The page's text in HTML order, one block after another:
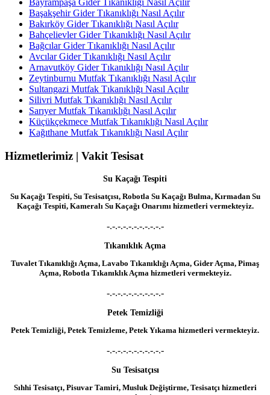
Bayrampaşa Gider Tıkanıklığı Nasıl Açılır
Başakşehir Gider Tıkanıklığı Nasıl Açılır
Bakırköy Gider Tıkanıklığı Nasıl Açılır
Bahçelievler Gider Tıkanıklığı Nasıl Açılır
Bağcılar Gider Tıkanıklığı Nasıl Açılır
Avcılar Gider Tıkanıklığı Nasıl Açılır
Arnavutköy Gider Tıkanıklığı Nasıl Açılır
Zeytinburnu Mutfak Tıkanıklığı Nasıl Açılır
Sultangazi Mutfak Tıkanıklığı Nasıl Açılır
Silivri Mutfak Tıkanıklığı Nasıl Açılır
Sarıyer Mutfak Tıkanıklığı Nasıl Açılır
Küçükçekmece Mutfak Tıkanıklığı Nasıl Açılır
Kağıthane Mutfak Tıkanıklığı Nasıl Açılır
Hizmetlerimiz | Vakit Tesisat
Su Kaçağı Tespiti
Su Kaçağı Tespiti, Su Tesisatçısı, Robotla Su Kaçağı Bulma, Kırmadan Su
Kaçağı Tespiti, Kameralı Su Kaçağı Onarımı hizmetleri vermekteyiz.
-.-.-.-.-.-.-.-.-.-.-
Tıkanıklık Açma
Tuvalet Tıkanıklığı Açma, Lavabo Tıkanıklığı Açma, Gider Açma, Pimaş
Açma, Robotla Tıkanıklık Açma hizmetleri vermekteyiz.
-.-.-.-.-.-.-.-.-.-.-
Petek Temizliği
Petek Temizliği, Petek Temizleme, Petek Yıkama hizmetleri vermekteyiz.
-.-.-.-.-.-.-.-.-.-.-
Su Tesisatçısı
Sıhhi Tesisatçı, Pisuvar Tamiri, Musluk Değiştirme, Tesisatçı hizmetleri